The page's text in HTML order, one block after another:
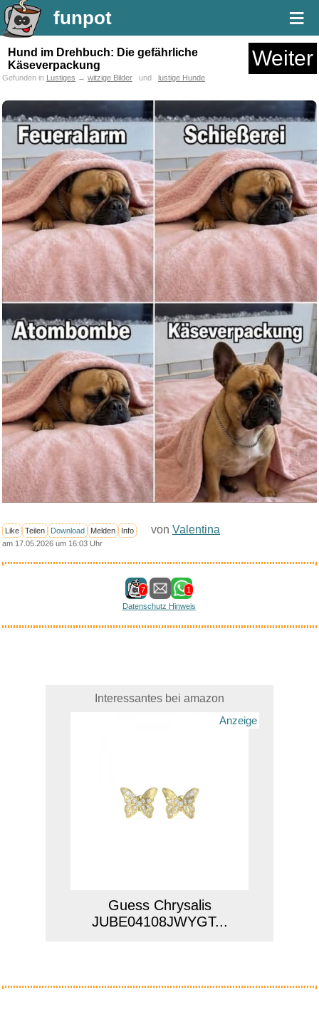
funpot ≡
Hund im Drehbuch: Die gefährliche
Käseverpackung
Weiter
Gefunden in Lustiges → witzige Bilder und lustige Hunde
Like Teilen Download Melden Info von Valentina
am 17.05.2026 um 16:03 Uhr
7
1
Datenschutz Hinweis
Interessantes bei amazon
Anzeige
Guess Chrysalis
JUBE04108JWYGT...